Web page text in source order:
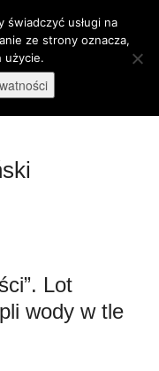
M
e
B
Lot
wody w tle
świadczyć usługi na
ze strony oznacza,
użycie.